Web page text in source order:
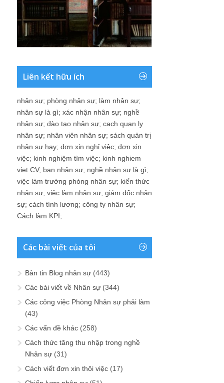
Liên kết hữu ích
nhân sự; phòng nhân sự; làm nhân sự;
nhân sự là gì; xác nhận nhân sự; nghề
nhân sự; đào tạo nhân sự; cach quan ly
nhân sự; nhân viên nhân sự; sách quản trị
nhân sự hay; đơn xin nghỉ việc; đơn xin
việc; kinh nghiệm tìm việc; kinh nghiem
viet CV; ban nhân sự; nghề nhân sự là gì;
việc làm trưởng phòng nhân sự; kiến thức
nhân sự; việc làm nhân sự; giám đốc nhân
sự; cách tính lương; công ty nhân sự;
Cách làm KPI;
Các bài viết của tôi
Bản tin Blog nhân sự (443)
Các bài viết về Nhân sự (344)
Các công việc Phòng Nhân sự phải làm
(43)
Các vấn đề khác (258)
Cách thức tăng thu nhập trong nghề
Nhân sự (31)
Cách viết đơn xin thôi việc (17)